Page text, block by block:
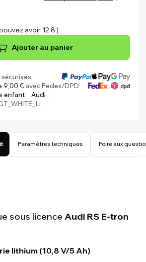
avoir 12.8.)
Ajouter au panier
9,00 €avec Fedex/DPD
enfant
Audi
Paramètres techniques Foire aux
sous licence Audi RS E-tron
lithium (10,8 V/5 Ah)